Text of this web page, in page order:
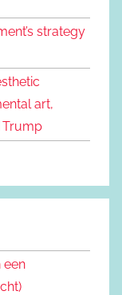
strategy
art,
Trump
een